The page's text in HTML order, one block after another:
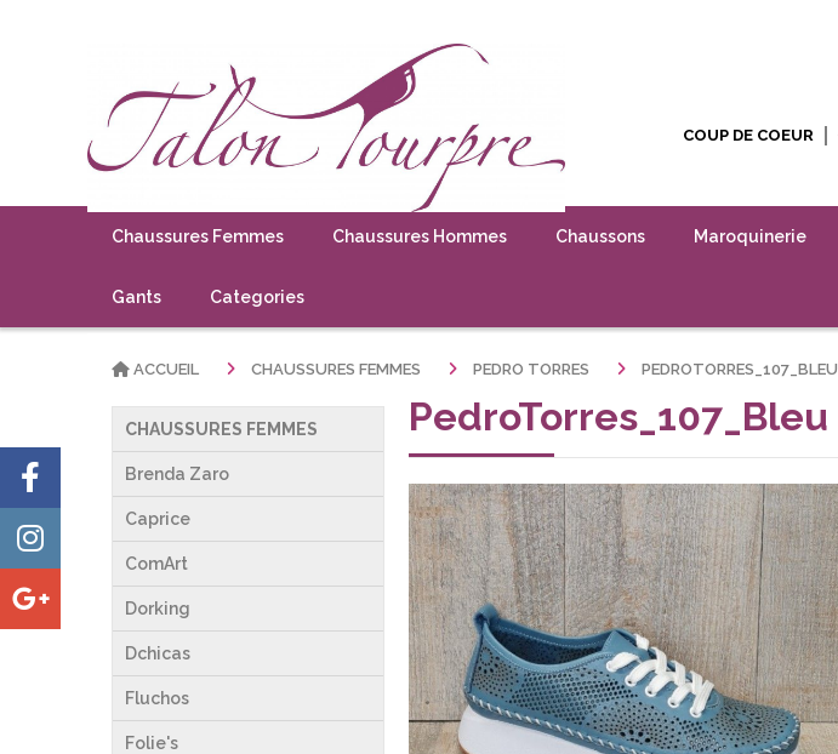
COUP DE COEUR
Chaussures Femmes Chaussures Hommes Chaussons Maroquinerie
Gants Categories
CHAUSSURES FEMMES
Brenda Zaro
Caprice
ComArt
Dorking
Dchicas
Fluchos
Folie's
ACCUEIL CHAUSSURES FEMMES PEDRO TORRES PEDROTORRES_107_BLEU
PedroTorres_107_Bleu